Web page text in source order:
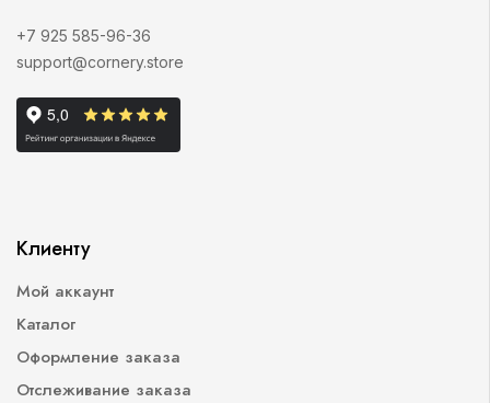
+7 925 585-96-36
support@cornery.store
Клиенту
Мой аккаунт
Каталог
Оформление заказа
Отслеживание заказа